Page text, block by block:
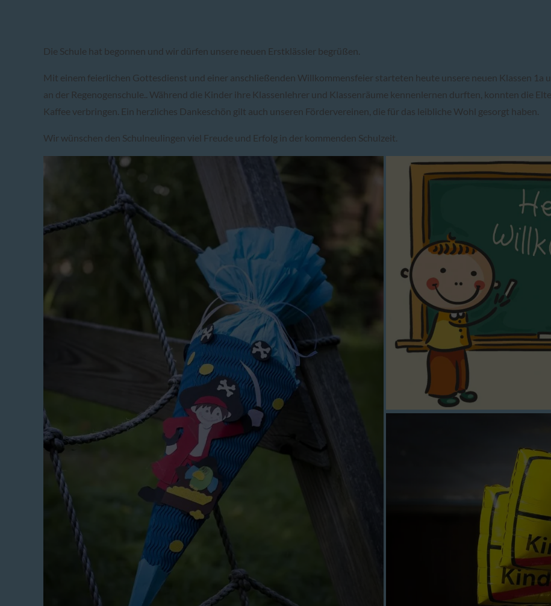
Die Schule hat begonnen und wir dürfen unsere neuen Erstklässler begrüßen.
Mit einem feierlichen Gottesdienst und einer anschließenden Willkommensfeier starteten heute unsere neuen Klassen 1a
an der Regenogenschule.. Während die Kinder ihre Klassenlehrer und Klassenräume kennenlernen durften, konnten die
Kaffee verbringen. Ein herzliches Dankeschön gilt auch unseren Fördervereinen, die für das leibliche Wohl gesorgt haben.
Wir wünschen den Schulneulingen viel Freude und Erfolg in der kommenden Schulzeit.